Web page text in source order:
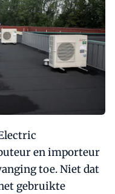
en importeur
toe. Niet dat
gebruikte